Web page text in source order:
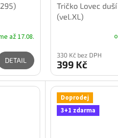
až 17.08.
DETAIL
Tričko Lovec
(vel.XL)
330 Kč bez DPH
399 Kč
Doprodej
3+1 zdarma